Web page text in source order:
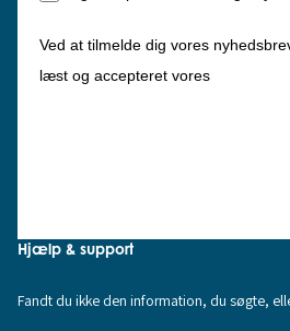
Ved at tilmelde dig vores
læst og accepteret vores
Hjælp & support
Fandt du ikke den information, du søgte,